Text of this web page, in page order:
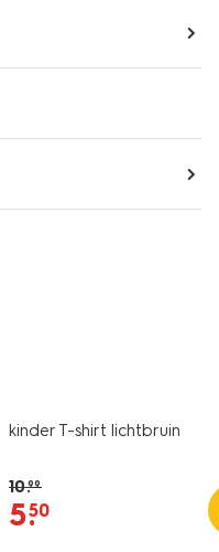
kinder T-shirt lichtbruin
10.99
5.
50